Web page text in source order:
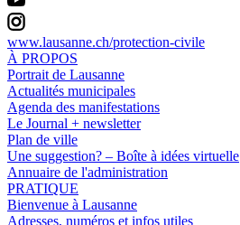
www.lausanne.ch/protection-civile
À PROPOS
Portrait de Lausanne
Actualités municipales
Agenda des manifestations
Le Journal + newsletter
Plan de ville
Une suggestion? – Boîte à idées virtuelle
Annuaire de l'administration
PRATIQUE
Bienvenue à Lausanne
Adresses, numéros et infos utiles